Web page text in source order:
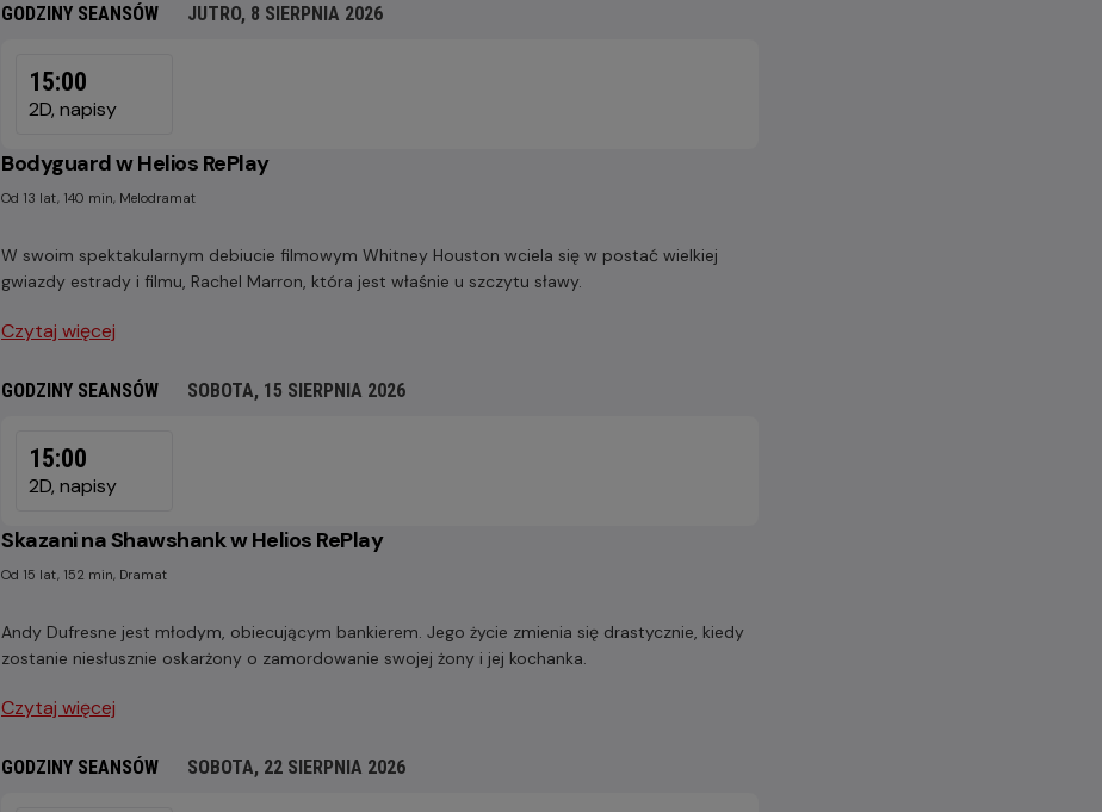
GODZINY SEANSÓW
JUTRO, 8 SIERPNIA 2026
SIERPNIA
2026
15:00
2D, napisy
Bodyguard w Helios RePlay
Od 13 lat, 140 min, Melodramat
W swoim spektakularnym debiucie filmowym Whitney Houston wciela się w postać wielkiej
gwiazdy estrady i filmu, Rachel Marron, która jest właśnie u szczytu sławy.
Czytaj więcej
GODZINY SEANSÓW
SOBOTA, 15 SIERPNIA 2026
SIERPNIA
2026
15:00
2D, napisy
Skazani na Shawshank w Helios RePlay
Od 15 lat, 152 min, Dramat
Andy Dufresne jest młodym, obiecującym bankierem. Jego życie zmienia się drastycznie, kiedy
zostanie niesłusznie oskarżony o zamordowanie swojej żony i jej kochanka.
Czytaj więcej
GODZINY SEANSÓW
SOBOTA, 22 SIERPNIA 2026